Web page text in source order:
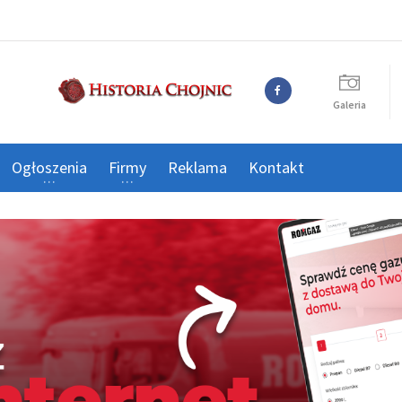
Galeria
Ogłoszenia Firmy Reklama Kontakt